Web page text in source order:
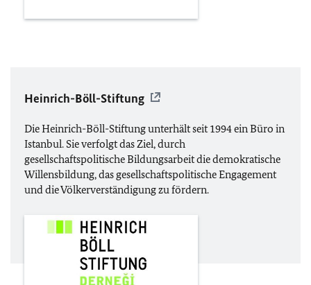
Heinrich-Böll-Stiftung
Die Heinrich-Böll-Stiftung unterhält seit 1994 ein Büro in
Istanbul. Sie verfolgt das Ziel, durch
gesellschaftspolitische Bildungsarbeit die demokratische
Willensbildung, das gesellschaftspolitische Engagement
und die Völkerverständigung zu fördern.